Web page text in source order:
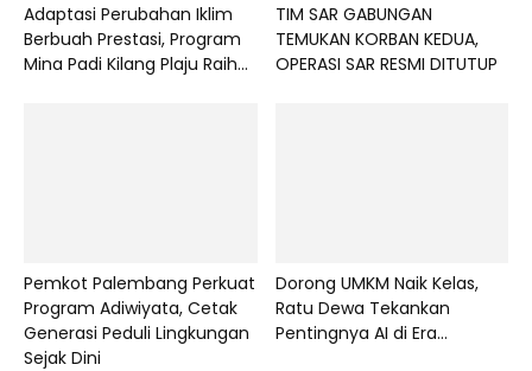
Adaptasi Perubahan Iklim
Berbuah Prestasi, Program
Mina Padi Kilang Plaju Raih...
TIM SAR GABUNGAN
TEMUKAN KORBAN KEDUA,
OPERASI SAR RESMI DITUTUP
Pemkot Palembang Perkuat
Program Adiwiyata, Cetak
Generasi Peduli Lingkungan
Sejak Dini
Dorong UMKM Naik Kelas,
Ratu Dewa Tekankan
Pentingnya AI di Era...